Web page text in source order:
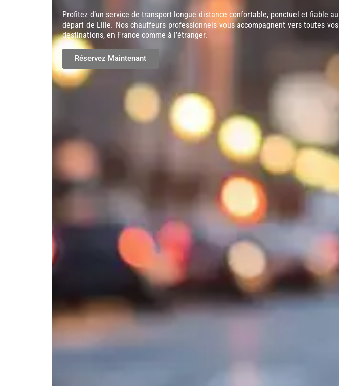
Profitez d’un service de transport longue distance confortable, ponctuel et fiable au
départ de Lille. Nos chauffeurs professionnels vous accompagnent vers toutes vos
destinations, en France comme à l’étranger.
Réservez Maintenant